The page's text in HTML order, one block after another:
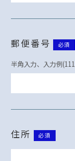
郵便番号 必須
半角入力、入力例
住所 必須